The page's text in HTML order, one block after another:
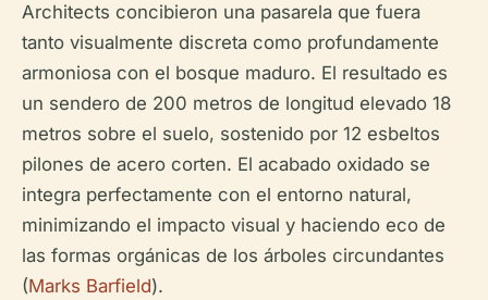
Architects concibieron una pasarela que fuera
tanto visualmente discreta como profundamente
armoniosa con el bosque maduro. El resultado es
un sendero de 200 metros de longitud elevado 18
metros sobre el suelo, sostenido por 12 esbeltos
pilones de acero corten. El acabado oxidado se
integra perfectamente con el entorno natural,
minimizando el impacto visual y haciendo eco de
las formas orgánicas de los árboles circundantes
(Marks Barfield).